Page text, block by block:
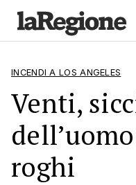
INCENDI A LOS ANGELES
Venti,
roghi